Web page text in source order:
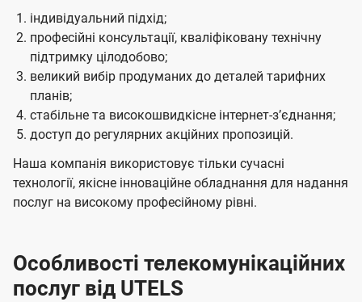
індивідуальний підхід;
професійні консультації, кваліфіковану технічну
підтримку цілодобово;
великий вибір продуманих до деталей тарифних
планів;
стабільне та високошвидкісне інтернет-зʼєднання;
доступ до регулярних акційних пропозицій.
Наша компанія використовує тільки сучасні
технології, якісне інноваційне обладнання для надання
послуг на високому професійному рівні.
Особливості телекомунікаційних
послуг від UTELS